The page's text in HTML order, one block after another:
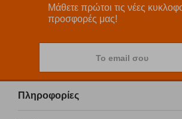
Μάθετε πρώτοι τις νέες
προσφορές μας!
Το email σου
Πληροφορίες